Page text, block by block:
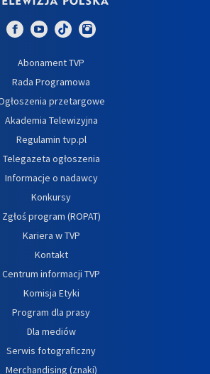
Abonament TVP
Rada Programowa
przetargowe
Akademia Telewizyjna
Regulamin tvp.pl
Telegazeta ogłoszenia
Informacje o nadawcy
Konkursy
Zgłoś program (ROPAT)
Kariera w TVP
Kontakt
Centrum informacji TVP
Komisja Etyki
Program dla prasy
Dla mediów
Serwis fotograficzny
Merchandising (znaki)